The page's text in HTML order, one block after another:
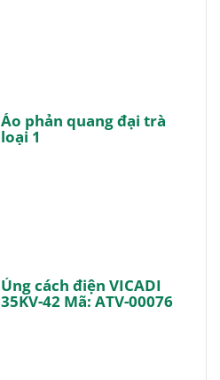
Áo phản quang đại trà
loại 1
Ủng cách điện VICADI
35KV-42 Mã: ATV-00076